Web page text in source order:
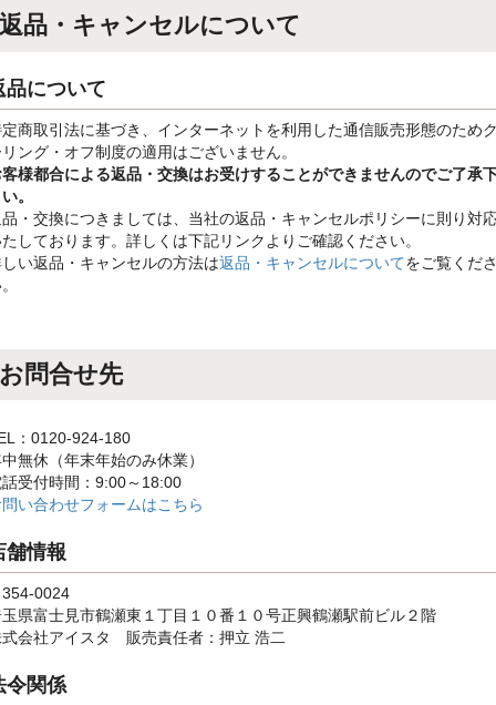
返品・キャンセルについて
品について
商取引法に基づき、インターネットを利用した通信販売形態のため
ング・オフ制度の適用はございません。
様都合による返品・交換はお受けすることができませんのでご了承
。
・交換につきましては、当社の返品・キャンセルポリシーに則り対
しております。詳しくは下記リンクよりご確認ください。
い返品・キャンセルの方法は返品・キャンセルについてをご覧くだ
お問合せ先
：0120-924-180
無休（年末年始のみ休業）
受付時間：9:00～18:00
い合わせフォームはこちら
舗情報
0024
県富士見市鶴瀬東１丁目１０番１０号正興鶴瀬駅前ビル２階
会社アイスタ 販売責任者：押立 浩二
令関係